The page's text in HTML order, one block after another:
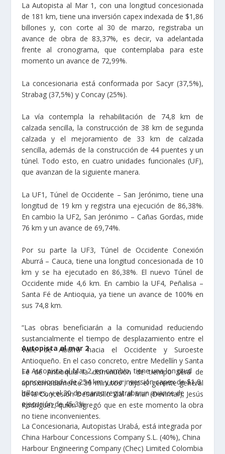
La Autopista al Mar 1, con una longitud concesionada
de 181 km, tiene una inversión capex indexada de $1,86
billones y, con corte al 30 de marzo, registraba un
avance de obra de 83,37%, es decir, va adelantada
frente al cronograma, que contemplaba para este
momento un avance de 72,99%.
La concesionaria está conformada por Sacyr (37,5%),
Strabag (37,5%) y Concay (25%).
La vía contempla la rehabilitación de 74,8 km de
calzada sencilla, la construcción de 38 km de segunda
calzada y el mejoramiento de 33 km de calzada
sencilla, además de la construcción de 44 puentes y un
túnel. Todo esto, en cuatro unidades funcionales (UF),
que avanzan de la siguiente manera.
La UF1, Túnel de Occidente – San Jerónimo, tiene una
longitud de 19 km y registra una ejecución de 86,38%.
En cambio la UF2, San Jerónimo – Cañas Gordas, mide
76 km y un avance de 69,74%.
Por su parte la UF3, Túnel de Occidente Conexión
Aburrá – Cauca, tiene una longitud concesionada de 10
km y se ha ejecutado en 86,38%. El nuevo Túnel de
Occidente mide 4,6 km. En cambio la UF4, Peñalisa –
Santa Fé de Antioquia, ya tiene un avance de 100% en
sus 74,8 km.
“Las obras beneficiarán a la comunidad reduciendo
sustancialmente el tiempo de desplazamiento entre el
Valle de Aburrá hacia el Occidente y Suroeste
Antioqueño. En el caso concreto, entre Medellín y Santa
Fé de Antioquia la disminución de tiempo será de
aproximadamente 30 minutos”, dijo el gerente general
de la Concesión Desarrollo Vial al Mar (Devimar), Jesús
Rodríguez, quien agregó que en este momento la obra
no tiene inconvenientes.
Autopista al mar 2
La Autopista al Mar 2, en cambio, tiene una longitud
concesionada de 254 km y una inversión capex de $1,8
billones, y el 30 de marzo registraba un avance de
ejecución de 45,3%.
La Concesionaria, Autopistas Urabá, está integrada por
China Harbour Concessions Company S.L. (40%), China
Harbour Engineering Company (Chec) Limited Colombia